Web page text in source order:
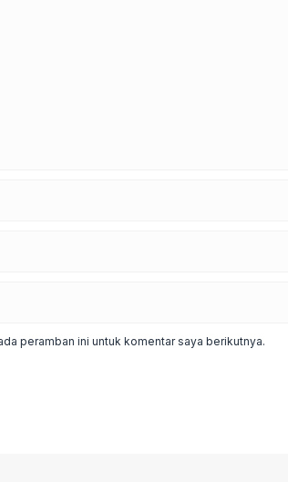
peramban ini untuk komentar saya berikutnya.